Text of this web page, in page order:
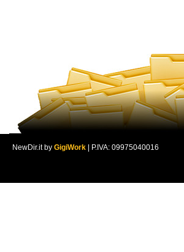
NewDir.it by GigiWork | P.IVA: 09975040016